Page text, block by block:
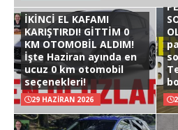
İKİNCİ EL KAFAMI
KARIŞTIRDI! GİTTİM 0
KM OTOMOBİL ALDIM!
İşte Haziran ayında en
ucuz 0 km otomobil
seçenekleri!
29 HAZIRAN 2026